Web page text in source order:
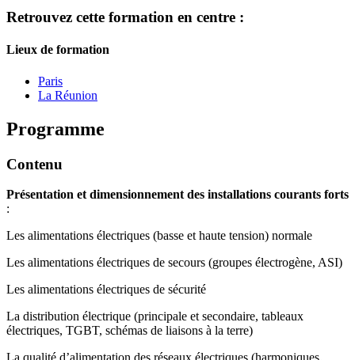
Retrouvez cette formation en centre :
Lieux de formation
Paris
La Réunion
Programme
Contenu
Présentation et dimensionnement des installations courants forts
:
Les alimentations électriques (basse et haute tension) normale
Les alimentations électriques de secours (groupes électrogène, ASI)
Les alimentations électriques de sécurité
La distribution électrique (principale et secondaire, tableaux
électriques, TGBT, schémas de liaisons à la terre)